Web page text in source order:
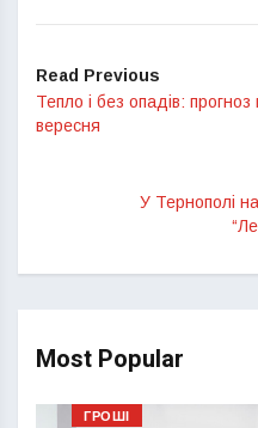
Read Previous
Тепло і без опадів:
вересня
У Тернополі
Most Popular
ГРОШІ